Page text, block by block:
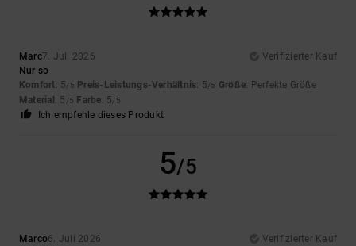
Marc7. Juli 2026
Verifizierter Kauf
Nur so
Komfort: 5/5 Preis-Leistungs-Verhältnis: 5/5 Größe: Perfekte Größe
Material: 5 /5 Farbe: 5/5
Ich empfehle dieses Produkt
5/5
Marco6. Juli 2026
Verifizierter Kauf